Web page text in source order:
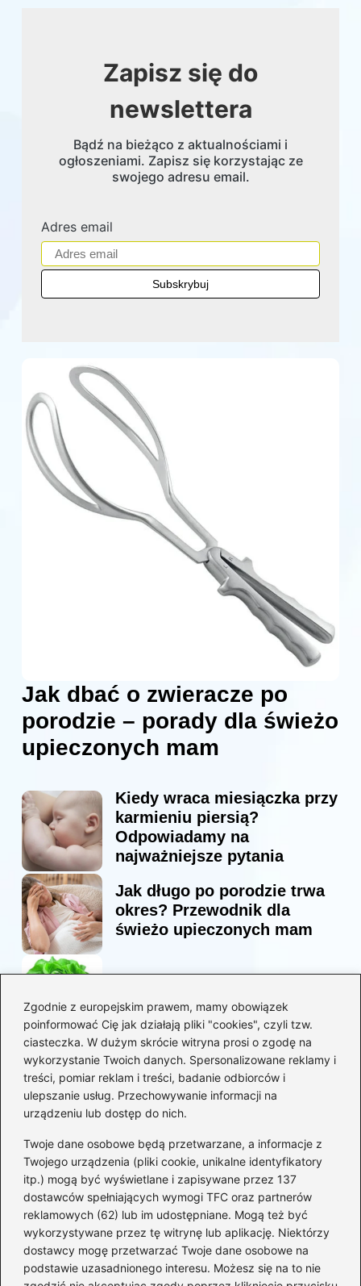
Zgodnie z europejskim prawem, mamy obowiązek
poinformować Cię jak działają pliki "cookies", czyli tzw.
ciasteczka. W dużym skrócie witryna prosi o zgodę na
wykorzystanie Twoich danych. Spersonalizowane reklamy i
treści, pomiar reklam i treści, badanie odbiorców i
ulepszanie usług. Przechowywanie informacji na
urządzeniu lub dostęp do nich.
Twoje dane osobowe będą przetwarzane, a informacje z
Twojego urządzenia (pliki cookie, unikalne identyfikatory
itp.) mogą być wyświetlane i zapisywane przez 137
dostawców spełniających wymogi TFC oraz partnerów
reklamowych (62) lub im udostępniane. Mogą też być
wykorzystywane przez tę witrynę lub aplikację. Niektórzy
dostawcy mogę przetwarzać Twoje dane osobowe na
podstawie uzasadnionego interesu. Możesz się na to nie
Zapisz się do
newslettera
Bądź na bieżąco z aktualnościami i
ogłoszeniami. Zapisz się korzystając ze
swojego adresu email.
Adres email
Jak dbać o zwieracze po
porodzie – porady dla świeżo
upieczonych mam
Kiedy wraca miesiączka przy
karmieniu piersią?
Odpowiadamy na
najważniejsze pytania
Jak długo po porodzie trwa
okres? Przewodnik dla
świeżo upieczonych mam
Korzyści sałaty w diecie
mam karmiących piersią
Jaką biblia dla dzieci
wybrać, aby wzbudzić ich
zainteresowanie?
Kategorie
Ciąża(130)
Dziecko(267)
Kobieta(132)
Rodzice (72)
Szkoła i edukacja(5)